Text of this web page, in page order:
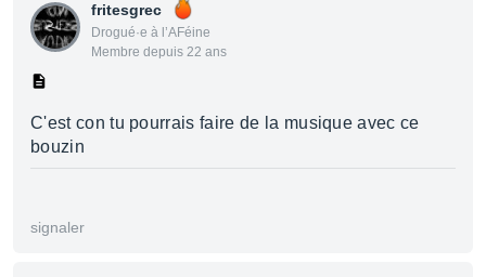
fritesgrec
Drogué·e à l’AFéine
Membre depuis 22 ans
C'est con tu pourrais faire de la musique avec ce
bouzin
signaler